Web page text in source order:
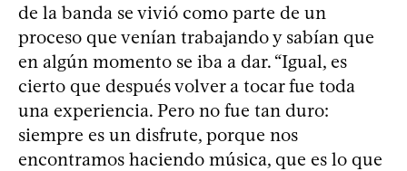
de la banda se vivió como parte de un
proceso que venían trabajando y sabían que
en algún momento se iba a dar. “Igual, es
cierto que después volver a tocar fue toda
una experiencia. Pero no fue tan duro:
siempre es un disfrute, porque nos
encontramos haciendo música, que es lo que